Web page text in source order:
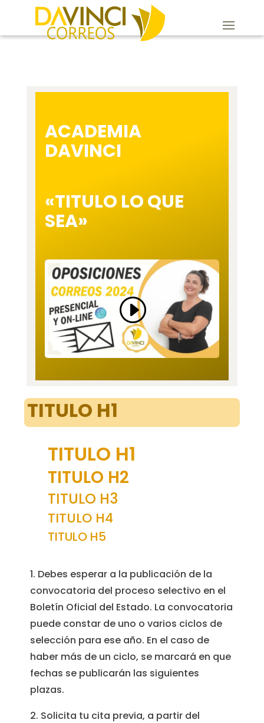
ACADEMIA
DAVINCI
«TITULO LO QUE
SEA»
TITULO H1
TITULO H1
TITULO H2
TITULO H3
TITULO H4
TITULO H5
1. Debes esperar a la publicación de la
convocatoria del proceso selectivo en el
Boletín Oficial del Estado. La convocatoria
puede constar de uno o varios ciclos de
selección para ese año. En el caso de
haber más de un ciclo, se marcará en que
fechas se publicarán las siguientes
plazas.
2. Solicita tu cita previa, a partir del